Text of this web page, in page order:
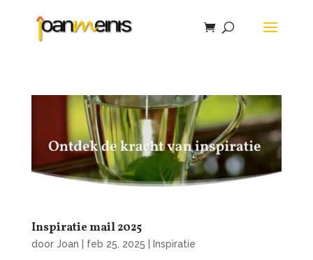
Inspiratie mail 2025
door Joan | feb 25, 2025 | Inspiratie